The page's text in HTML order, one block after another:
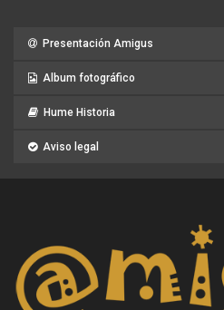
Presentación Amigus
Album fotográfico
Hume Historia
Aviso legal